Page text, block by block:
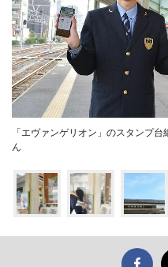
「エヴァンゲリオン」のスタンプ
ん